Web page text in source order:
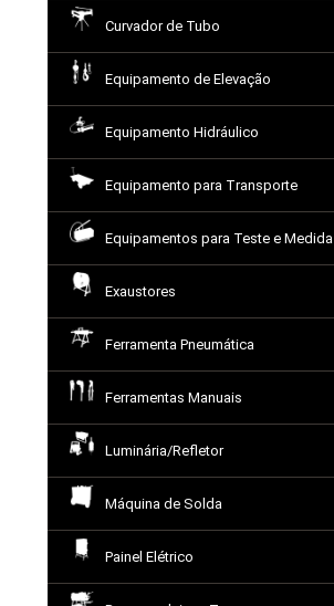
Curvador de Tubo
Equipamento de Elevação
Equipamento Hidráulico
Equipamento para Transporte
Equipamentos para Teste e Medida
Exaustores
Ferramenta Pneumática
Ferramentas Manuais
Luminária/Refletor
Máquina de Solda
Painel Elétrico